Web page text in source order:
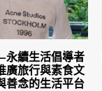
永續生活倡導者
廣旅行與素食文
善念的生活平台